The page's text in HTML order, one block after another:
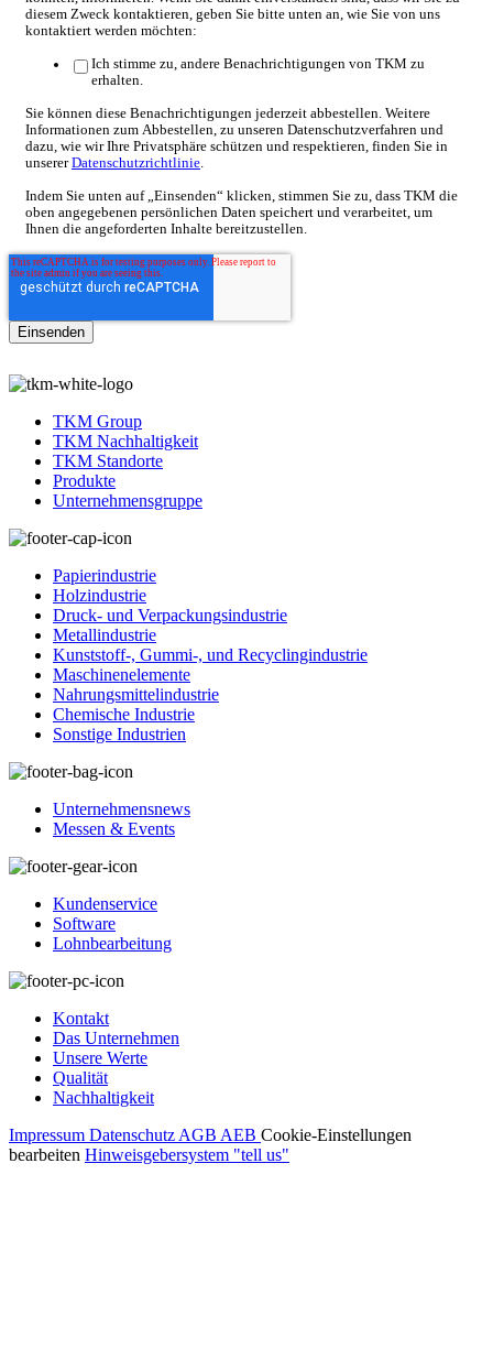
diesem Zweck kontaktieren, geben Sie bitte unten an, wie Sie von uns
kontaktiert werden möchten:
Ich stimme zu, andere Benachrichtigungen von TKM zu
erhalten.
Sie können diese Benachrichtigungen jederzeit abbestellen. Weitere
Informationen zum Abbestellen, zu unseren Datenschutzverfahren und
dazu, wie wir Ihre Privatsphäre schützen und respektieren, finden Sie in
unsererDatenschutzrichtlinie.
Indem Sie unten auf „Einsenden“ klicken, stimmen Sie zu, dass TKM die
oben angegebenen persönlichen Daten speichert und verarbeitet, um
Ihnen die angeforderten Inhalte bereitzustellen.
TKM Group
TKM Nachhaltigkeit
TKM Standorte
Produkte
Unternehmensgruppe
Papierindustrie
Holzindustrie
Druck- und Verpackungsindustrie
Metallindustrie
Kunststoff-, Gummi-, und Recyclingindustrie
Maschinenelemente
Nahrungsmittelindustrie
Chemische Industrie
Sonstige Industrien
Unternehmensnews
Messen & Events
Kundenservice
Software
Lohnbearbeitung
Kontakt
Das Unternehmen
Unsere Werte
Qualität
Nachhaltigkeit
Impressum Datenschutz AGB AEB Cookie-Einstellungen
bearbeiten Hinweisgebersystem "tell us"